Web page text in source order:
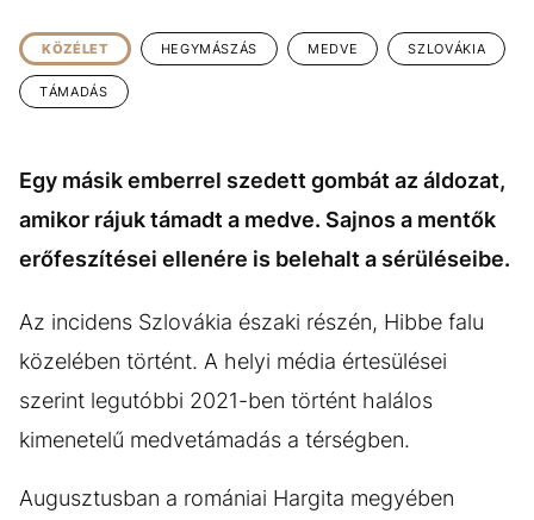
ÉLETMÓD DESIGN
BESZÉLGETÉSEK
KÖZÉLET HEGYMÁSZÁS MEDVE SZLOVÁKIA
TÁMADÁS
Egy másik emberrel szedett gombát az áldozat,
amikor rájuk támadt a medve. Sajnos a mentők
erőfeszítései ellenére is belehalt a sérüléseibe.
Az incidens Szlovákia északi részén, Hibbe falu
közelében történt. A helyi média értesülései
szerint legutóbbi 2021-ben történt halálos
kimenetelű medvetámadás a térségben.
Augusztusban a romániai Hargita megyében